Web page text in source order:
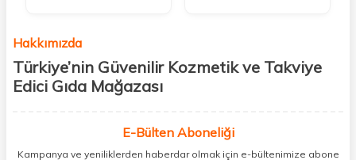
Hakkımızda
Türkiye’nin Güvenilir Kozmetik ve Takviye
Edici Gıda Mağazası
kişisel bakım hem de takviye edici gıda ürünlerini sizlerle
buluşturuyoruz. Artık mağaza mağaza dolaşmanıza gerek yok;
E-Bülten Aboneliği
Kampanya ve yeniliklerden haberdar olmak için e-bültenimize abone